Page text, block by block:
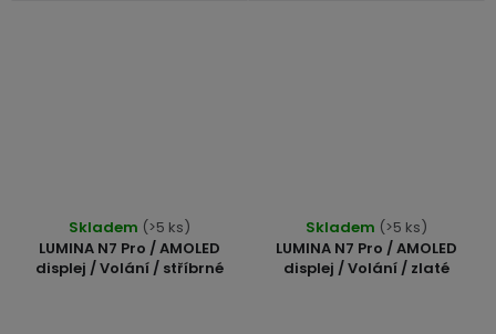
LUMINA N7 Pro / AMOLED
displej / Volání / stříbrné
Skladem (>5 ks)
LUMINA N7 Pro / AMOLED
displej / Volání / zlaté
hodnocení
produktu
Skladem (>5 ks)